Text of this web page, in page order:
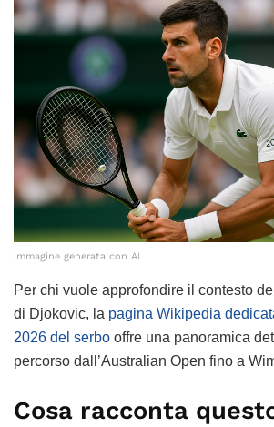
Immagine generata con AI
Per chi vuole approfondire il contesto
di Djokovic, la pagina Wikipedia
2026 del serbo offre una panoramica
percorso dall’Australian Open fino a
Cosa racconta